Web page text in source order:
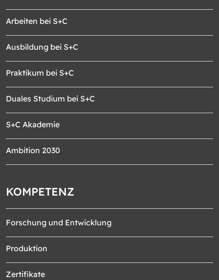
Arbeiten bei S+C
Ausbildung bei S+C
Praktikum bei S+C
Duales Studium bei S+C
S+C Akademie
Ambition 2030
KOMPETENZ
Forschung und Entwicklung
Produktion
Zertifikate